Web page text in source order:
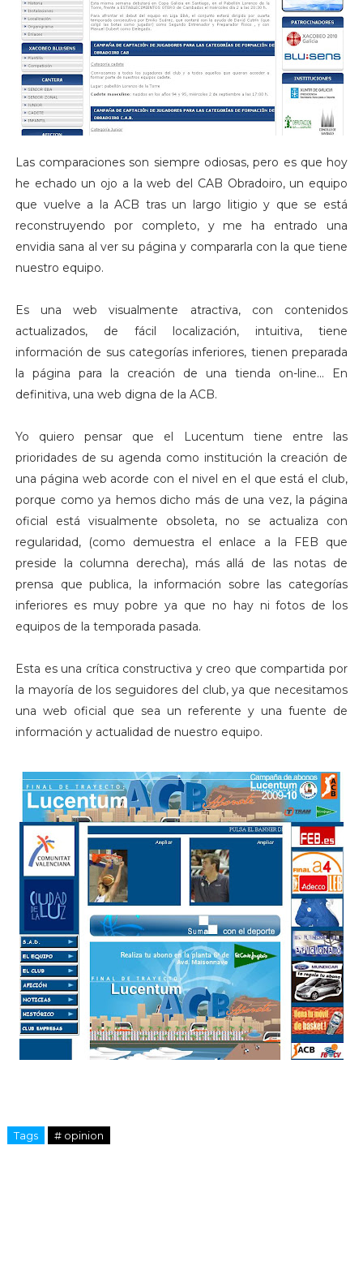
Las comparaciones son siempre odiosas, pero es que hoy
he echado un ojo a la web del CAB Obradoiro, un equipo
que vuelve a la ACB tras un largo litigio y que se está
reconstruyendo por completo, y me ha entrado una
envidia sana al ver su página y compararla con la que tiene
nuestro equipo.
Es una web visualmente atractiva, con contenidos
actualizados, de fácil localización, intuitiva, tiene
información de sus categorías inferiores, tienen preparada
la página para la creación de una tienda on-line... En
definitiva, una web digna de la ACB.
Yo quiero pensar que el Lucentum tiene entre las
prioridades de su agenda como institución la creación de
una página web acorde con el nivel en el que está el club,
porque como ya hemos dicho más de una vez, la página
oficial está visualmente obsoleta, no se actualiza con
regularidad, (como demuestra el enlace a la FEB que
preside la columna derecha), más allá de las notas de
prensa que publica, la información sobre las categorías
inferiores es muy pobre ya que no hay ni fotos de los
equipos de la temporada pasada.
Esta es una crítica constructiva y creo que compartida por
la mayoría de los seguidores del club, ya que necesitamos
una web oficial que sea un referente y una fuente de
información y actualidad de nuestro equipo.
Tags # opinion